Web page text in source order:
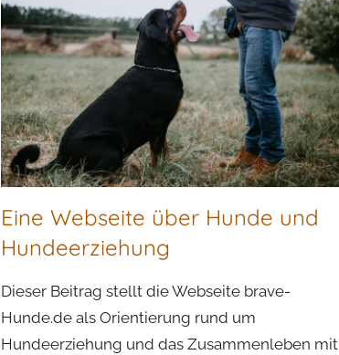
Eine Webseite über Hunde und
Hundeerziehung
Dieser Beitrag stellt die Webseite brave-
Hunde.de als Orientierung rund um
Hundeerziehung und das Zusammenleben mit